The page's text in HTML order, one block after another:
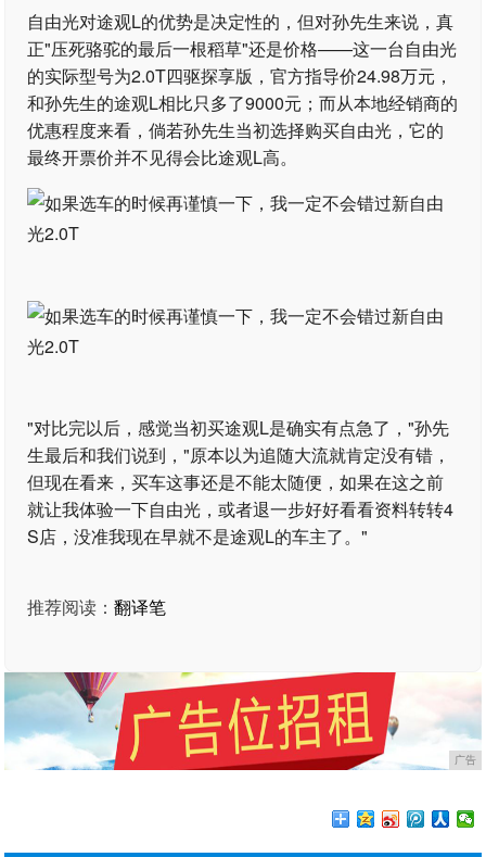
自由光对途观L的优势是决定性的，但对孙先生来说，真
正"压死骆驼的最后一根稻草"还是价格——这一台自由光
的实际型号为2.0T四驱探享版，官方指导价24.98万元，
和孙先生的途观L相比只多了9000元；而从本地经销商的
优惠程度来看，倘若孙先生当初选择购买自由光，它的
最终开票价并不见得会比途观L高。
"对比完以后，感觉当初买途观L是确实有点急了，"孙先
生最后和我们说到，"原本以为追随大流就肯定没有错，
但现在看来，买车这事还是不能太随便，如果在这之前
就让我体验一下自由光，或者退一步好好看看资料转转4
S店，没准我现在早就不是途观L的车主了。"
推荐阅读：翻译笔
广告